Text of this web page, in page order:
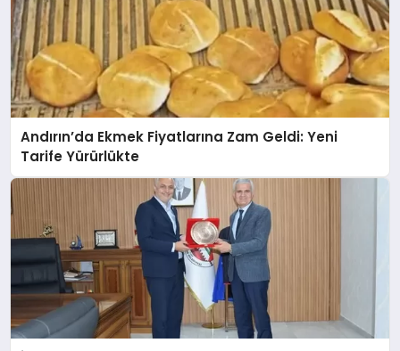
Andırın’da Ekmek Fiyatlarına Zam Geldi: Yeni
Tarife Yürürlükte